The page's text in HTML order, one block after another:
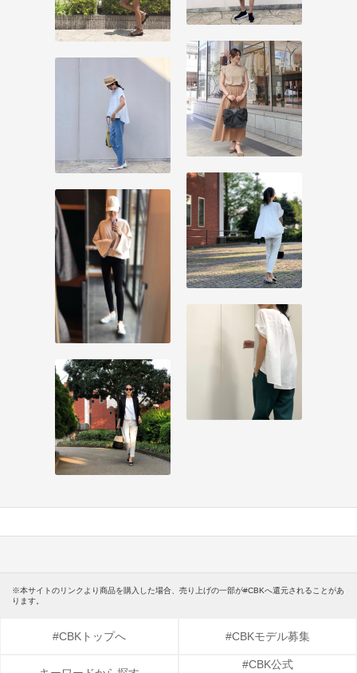
※本サイトのリンクより商品を購入した場合、売り上げの一部が#CBKへ還元されることがあ
ります。
#CBKトップへ #CBKモデル募集
#CBK公式